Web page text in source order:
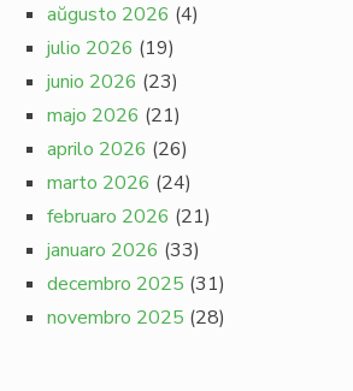
aŭgusto 2026 (4)
julio 2026 (19)
junio 2026 (23)
majo 2026 (21)
aprilo 2026 (26)
marto 2026 (24)
februaro 2026 (21)
januaro 2026 (33)
decembro 2025 (31)
novembro 2025 (28)